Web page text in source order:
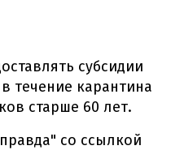
субсидии
течение карантина
старше 60 лет.
со ссылкой